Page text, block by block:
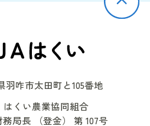
羽咋市太田町と105番地
くい農業協同組合
局長 （登金） 第 107号